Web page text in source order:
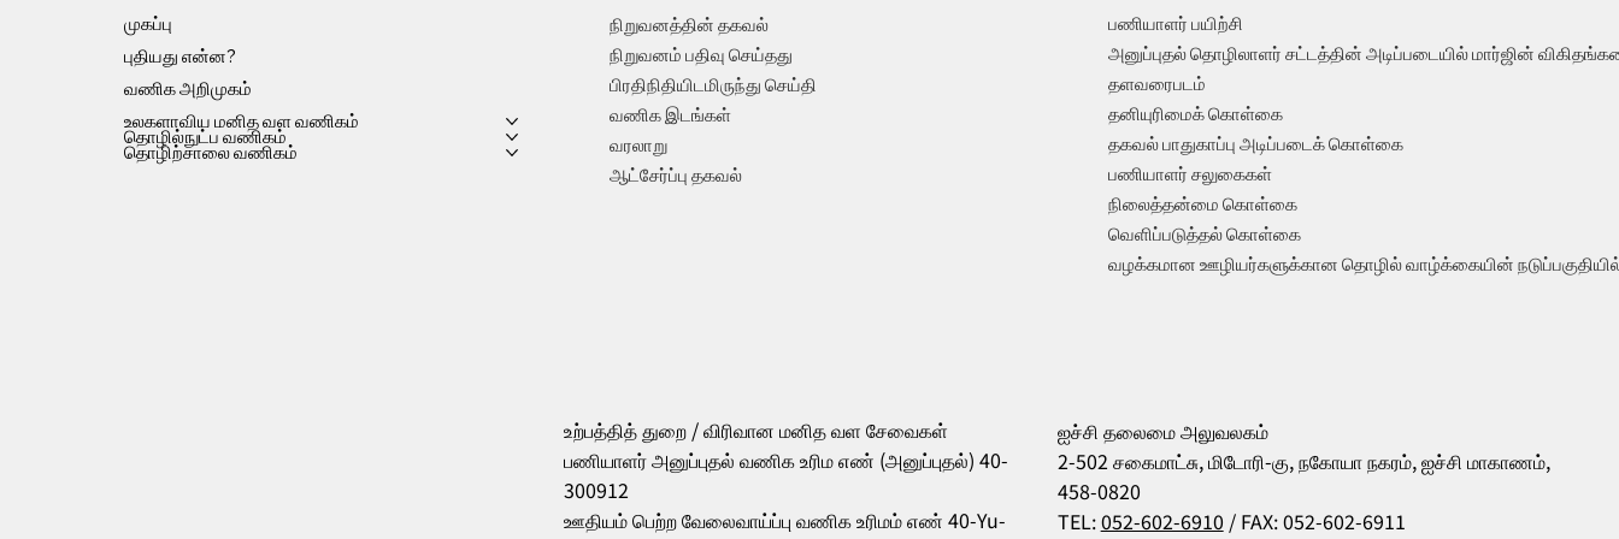
முகப்பு
புதியது என்ன?
வணிக அறிமுகம்
உலகளாவிய மனித வள வணிகம்
தொழில்நுட்ப வணிகம்
தொழிற்சாலை வணிகம்
நிறுவனத்தின் தகவல்
நிறுவனம் பதிவு செய்தது
பிரதிநிதியிடமிருந்து செய்தி
வணிக இடங்கள்
வரலாறு
ஆட்சேர்ப்பு தகவல்
பணியாளர் பயிற்சி
அனுப்புதல் தொழிலாளர் சட்டத்தின் அடிப்படையில் மார்ஜின்
தளவரைபடம்
தனியுரிமைக் கொள்கை
தகவல் பாதுகாப்பு அடிப்படைக் கொள்கை
பணியாளர் சலுகைகள்
நிலைத்தன்மை கொள்கை
வெளிப்படுத்தல் கொள்கை
வழக்கமான ஊழியர்களுக்கான தொழில் வாழ்க்கையின்
உற்பத்தித் துறை / விரிவான மனித வள சேவைகள்
பணியாளர் அனுப்புதல் வணிக உரிம எண் (அனுப்புதல்) 40-
300912
ஊதியம் பெற்ற வேலைவாய்ப்பு வணிக உரிமம் எண் 40-Yu-
ஐச்சி தலைமை அலுவலகம்
2-502 சகைமாட்சு, மிடோரி-கு, நகோயா நகரம், ஐச்சி மாகாணம்,
458-0820
TEL:052-602-6910 / FAX: 052-602-6911